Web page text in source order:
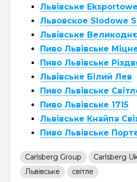
Львівське Eksportowe
Львовское Slodowe
Львівське Великоднє
Пиво Львівське
Пиво Львівське
Львівське Білий Лев
Пиво Львівське
Пиво Львівське 1715
Львівське Кнайпа
Пиво Львівське
Carlsberg Group Carlsberg
Львівське
світле